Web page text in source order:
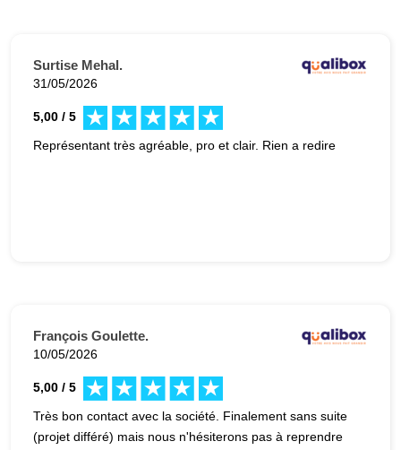
Surtise Mehal.
31/05/2026
5,00 / 5
Représentant très agréable, pro et clair. Rien a redire
François Goulette.
10/05/2026
5,00 / 5
Très bon contact avec la société. Finalement sans suite
(projet différé) mais nous n'hésiterons pas à reprendre